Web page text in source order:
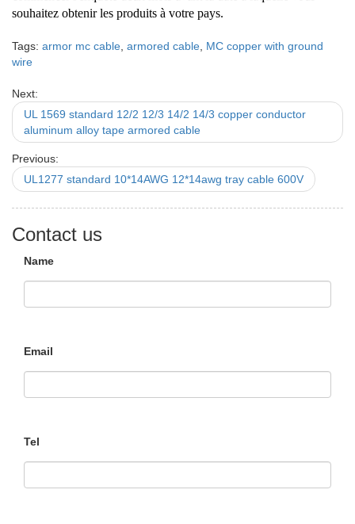
souhaitez obtenir les produits à votre pays.
Tags: armor mc cable armored cable MC copper with ground
wire
Next:
UL 1569 standard 12/2 12/3 14/2 14/3 copper conductor
aluminum alloy tape armored cable
Previous:
UL1277 standard 10*14AWG 12*14awg tray cable 600V
Contact us
Name
Email
Tel